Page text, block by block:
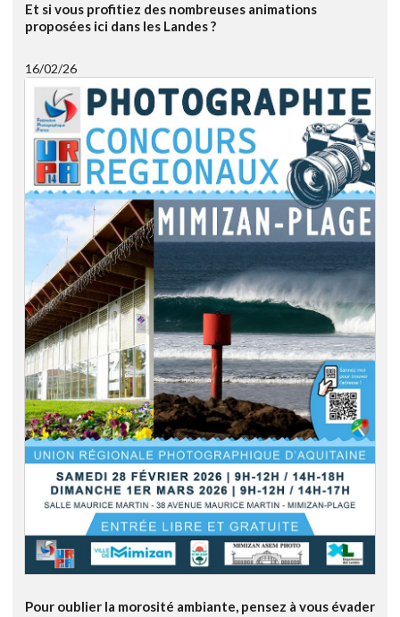
Et si vous profitiez des nombreuses animations
proposées ici dans les Landes ?
16/02/26
Pour oublier la morosité ambiante, pensez à vous évader